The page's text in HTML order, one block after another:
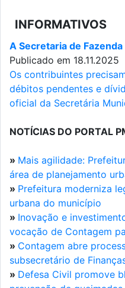
INFORMATIVOS
A Secretaria de
Publicado em 18.11.2025
Os contribuintes
débitos pendentes e
oficial da Secretária
NOTÍCIAS DO PORTAL
» Mais agilidade:
área de planejamento
» Prefeitura moderniza
urbana do município
» Inovação e
vocação de Contagem
» Contagem abre
subsecretário de
» Defesa Civil promove